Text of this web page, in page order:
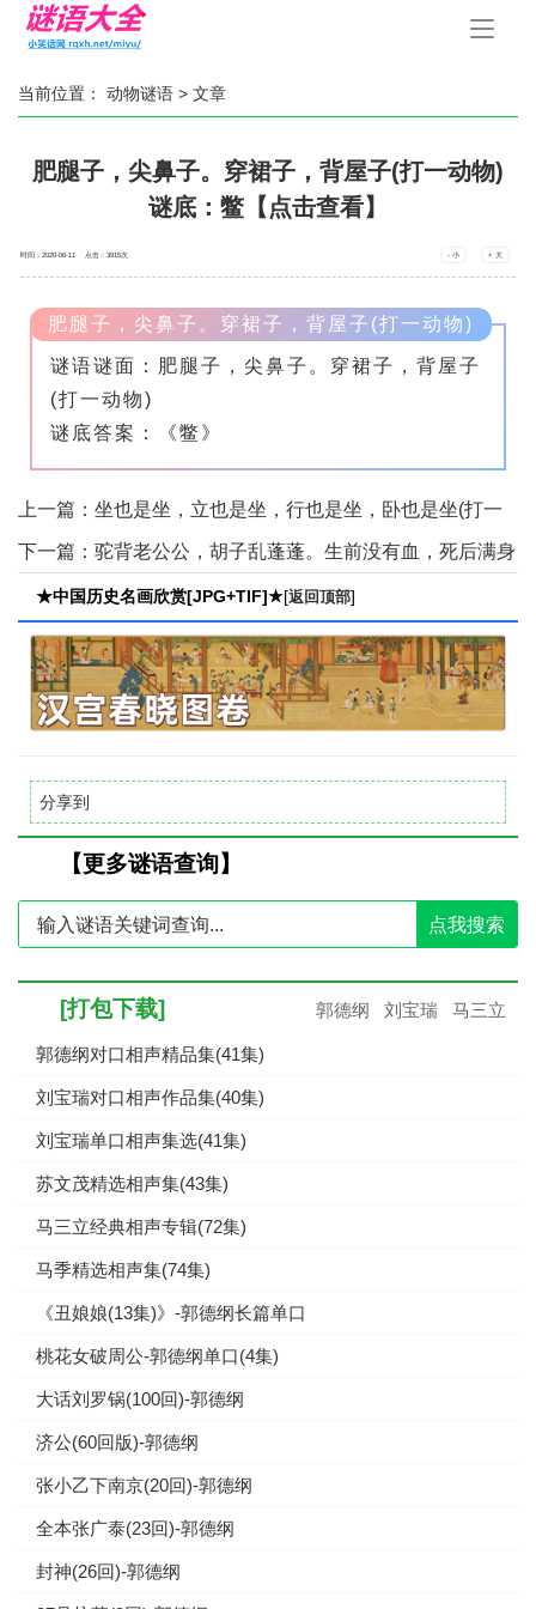
手
当前位置： 动物谜语 > 文章
肥腿子，尖鼻子。穿裙子，背屋子(打一动物)
谜底：鳖【点击查看】
时间：2020-06-11 点击：3915次 - 小 + 大
肥腿子，尖鼻子。穿裙子，背屋子(打一动物)
谜语谜面：肥腿子，尖鼻子。穿裙子，背屋子
(打一动物)
谜底答案：《鳖》
上一篇： 坐也是坐，立也是坐，行也是坐，卧也是坐(打一
动物) 谜底：青蛙【点击查看】
下一篇： 驼背老公公，胡子乱蓬蓬。生前没有血，死后满身
红(打一动物) 谜底：虾【点击查看】
★中国历史名画欣赏[JPG+TIF]★[返回顶部]
分享到
【更多谜语查询】
点我搜索
[打包下载] 郭德纲 刘宝瑞 马三立
郭德纲对口相声精品集(41集)
刘宝瑞对口相声作品集(40集)
刘宝瑞单口相声集选(41集)
苏文茂精选相声集(43集)
马三立经典相声专辑(72集)
马季精选相声集(74集)
《丑娘娘(13集)》-郭德纲长篇单口
桃花女破周公-郭德纲单口(4集)
大话刘罗锅(100回)-郭德纲
济公(60回版)-郭德纲
张小乙下南京(20回)-郭德纲
全本张广泰(23回)-郭德纲
封神(26回)-郭德纲